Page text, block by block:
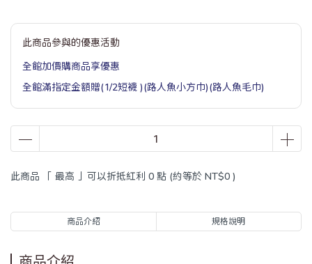
此商品參與的優惠活動
全館加價購商品享優惠
全館滿指定金額贈(1/2短襪 )(路人魚小方巾)(路人魚毛巾)
此商品 「 最高 」可以折抵紅利 0 點 (約等於 NT$0 )
商品介紹 規格說明